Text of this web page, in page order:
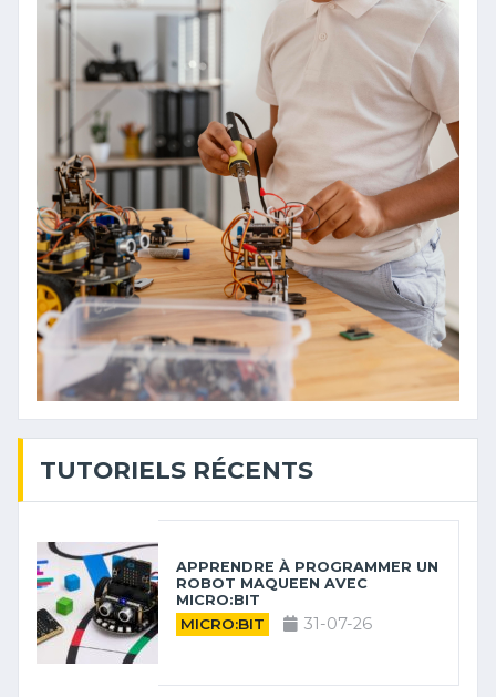
TUTORIELS RÉCENTS
APPRENDRE À PROGRAMMER UN
ROBOT MAQUEEN AVEC
MICRO:BIT
MICRO:BIT 31-07-26